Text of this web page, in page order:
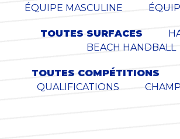
ÉQUIPE MASCULINE
TOUTES SURFACES
BEACH HANDBALL
TOUTES COMPÉTITIONS
QUALIFICATIONS